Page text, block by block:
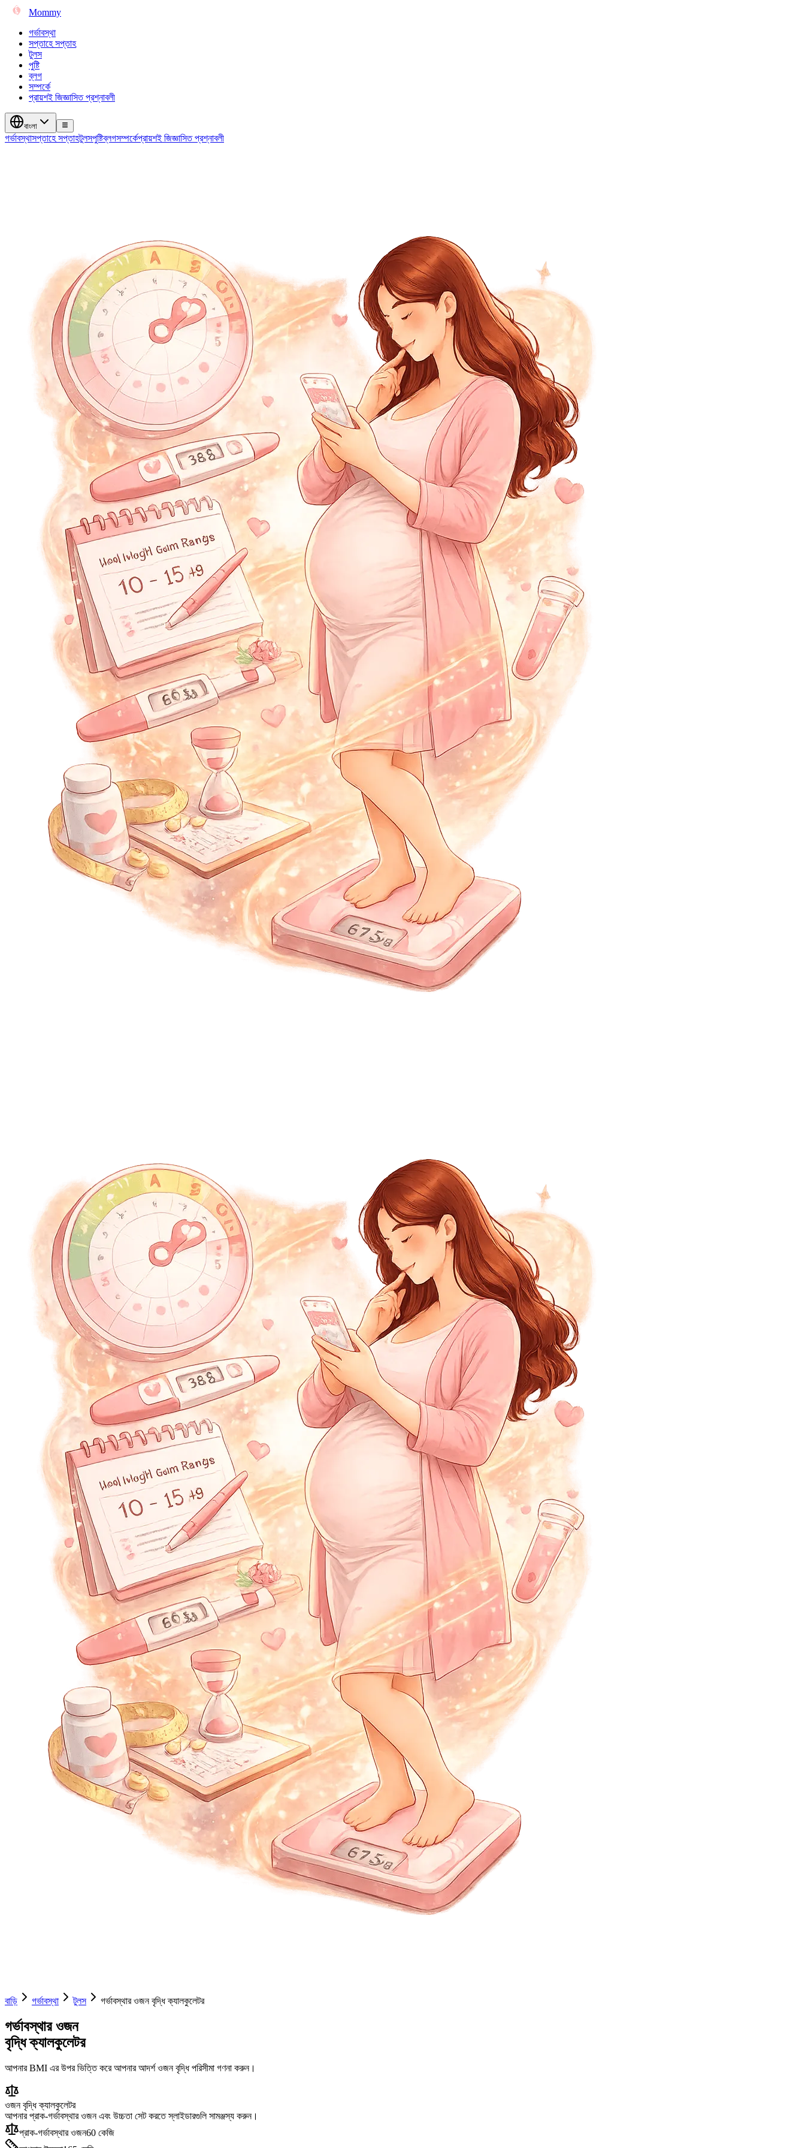
Mommy
গর্ভাবস্থা
সপ্তাহে সপ্তাহ
টুলস
পুষ্টি
ব্লগ
সম্পর্কে
প্রায়শই জিজ্ঞাসিত প্রশ্নাবলী
বাংলা
গর্ভাবস্থাসপ্তাহে সপ্তাহটুলসপুষ্টিব্লগসম্পর্কেপ্রায়শই জিজ্ঞাসিত প্রশ্নাবলী
বাড়ি গর্ভাবস্থা টুলস গর্ভাবস্থার ওজন বৃদ্ধি ক্যালকুলেটর
গর্ভাবস্থার ওজন
বৃদ্ধি ক্যালকুলেটর
আপনার BMI এর উপর ভিত্তি করে আপনার আদর্শ ওজন বৃদ্ধি পরিসীমা গণনা করুন।
ওজন বৃদ্ধি ক্যালকুলেটর
আপনার প্রাক-গর্ভাবস্থার ওজন এবং উচ্চতা সেট করতে স্লাইডারগুলি সামঞ্জস্য করুন।
প্রাক-গর্ভাবস্থার ওজন60 কেজি